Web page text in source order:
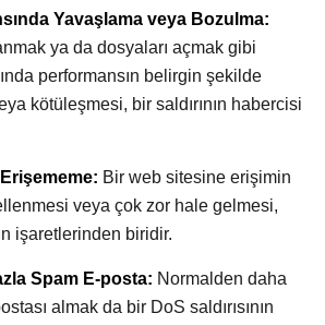
Yavaşlama veya Bozulma:
ya da dosyaları açmak gibi
performansın belirgin şekilde
kötüleşmesi, bir saldırının habercisi
Bir web sitesine erişimin
veya çok zor hale gelmesi,
işaretlerinden biridir.
Spam E-posta: Normalden daha
almak da bir DoS saldırısının